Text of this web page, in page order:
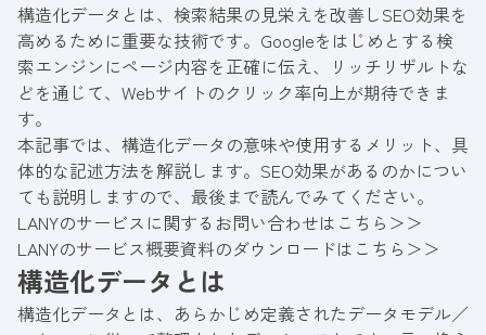
構造化データとは、検索結果の見栄えを改善しSEO効果を
高めるために重要な技術です。Googleをはじめとする検
索エンジンにページ内容を正確に伝え、リッチリザルトな
どを通じて、Webサイトのクリック率向上が期待できま
す。
本記事では、構造化データの意味や使用するメリット、具
体的な記述方法を解説します。 SEO効果があるのかについ
ても説明しますので、最後まで読んでみてください。
LANYのサービスに関するお問い合わせはこちら＞＞
LANYのサービス概要資料のダウンロードはこちら＞＞
構造化データとは
構造化データとは、あらかじめ定義されたデータモデル／